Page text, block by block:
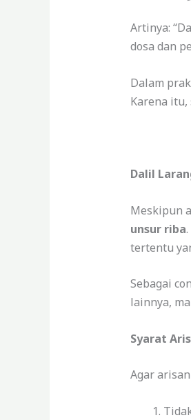
Artinya:
dosa dan
Dalam
Karena
Dalil
Meskipun
unsur riba
tertentu
Sebagai
lainnya,
Syarat
Agar